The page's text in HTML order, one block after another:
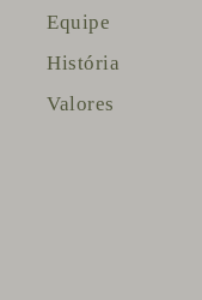
Equipe
História
Valores